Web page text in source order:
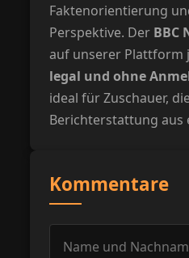
Faktenorientierung
Perspektive. Der BBC
auf unserer Plattform
legal und ohne
ideal für Zuschauer,
Berichterstattung aus
Kommentare